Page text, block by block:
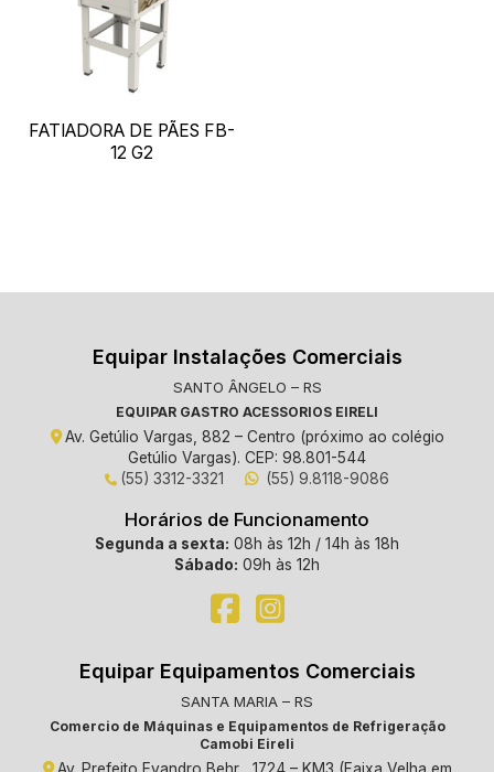
FATIADORA DE PÃES FB-
12 G2
Equipar Instalações Comerciais
SANTO ÂNGELO – RS
EQUIPAR GASTRO ACESSORIOS EIRELI
Av. Getúlio Vargas, 882 – Centro (próximo ao colégio
Getúlio Vargas). CEP: 98.801-544
(55) 3312-3321
(55) 9.8118-9086
Horários de Funcionamento
Segunda a sexta: 08h às 12h / 14h às 18h
Sábado: 09h às 12h
Equipar Equipamentos Comerciais
SANTA MARIA – RS
Comercio de Máquinas e Equipamentos de Refrigeração
Camobi Eireli